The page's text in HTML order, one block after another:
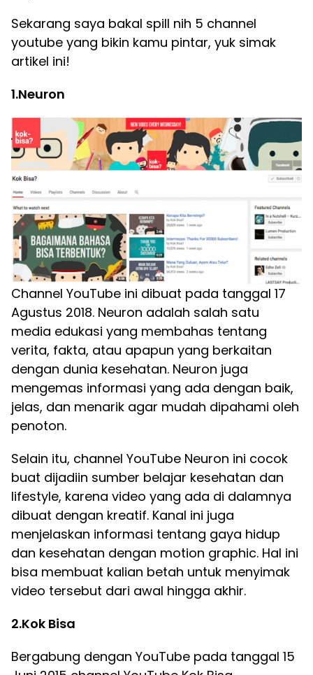
Sekarang saya bakal spill nih 5 channel
youtube yang bikin kamu pintar, yuk simak
artikel ini!
1.Neuron
Channel YouTube ini dibuat pada tanggal 17
Agustus 2018. Neuron adalah salah satu
media edukasi yang membahas tentang
verita, fakta, atau apapun yang berkaitan
dengan dunia kesehatan. Neuron juga
mengemas informasi yang ada dengan baik,
jelas, dan menarik agar mudah dipahami oleh
penoton.
Selain itu, channel YouTube Neuron ini cocok
buat dijadiin sumber belajar kesehatan dan
lifestyle, karena video yang ada di dalamnya
dibuat dengan kreatif. Kanal ini juga
menjelaskan informasi tentang gaya hidup
dan kesehatan dengan motion graphic. Hal ini
bisa membuat kalian betah untuk menyimak
video tersebut dari awal hingga akhir.
2.Kok Bisa
Bergabung dengan YouTube pada tanggal 15